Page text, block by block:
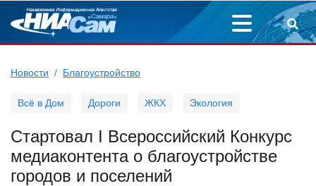
Новости Благоустройство
Всё в Дом Дороги ЖКХ Экология
Стартовал I Всероссийский Конкурс
медиаконтента о благоустройстве
городов и поселений